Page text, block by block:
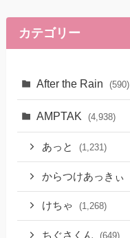
カテゴリー
After the Rain (590)
AMPTAK (4,938)
あっと (1,231)
からつけあっきぃ
けちゃ (1,268)
ちぐさくん (649)